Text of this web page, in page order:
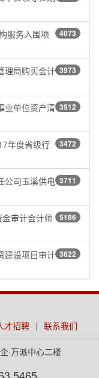
4073
服务入围项
3973
理局购买会计
3912
业单位资产清
3472
年度省级行
3711
公司玉溪供电
5186
金审计会计师
3622
建设项目审计
才招聘 | 联系我们
·万派中心二楼